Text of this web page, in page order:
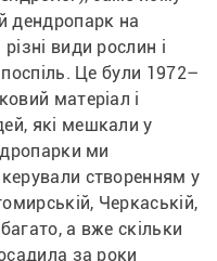
дендропарк на
види рослин і
Це були 1972–
матеріал і
які мешкали у
ми
створенням у
Черкаській,
а вже скільки
за роки